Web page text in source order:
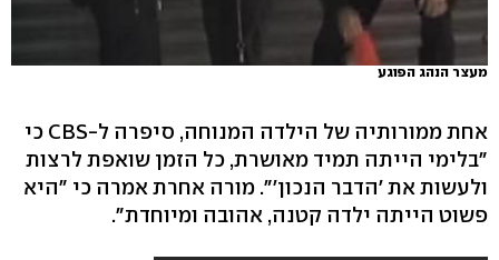
מעצר הנהג הפוגע
אחת ממורותיה של הילדה המנוחה, סיפרה ל-CBS כי
"בלימי הייתה תמיד מאושרת, כל הזמן שואפת לרצות
ולעשות את 'הדבר הנכון'". מורה אחרת אמרה כי "היא
פשוט הייתה ילדה קטנה, אהובה ומיוחדת".